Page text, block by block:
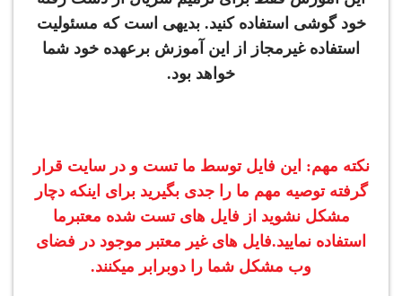
خود گوشی استفاده کنید. بدیهی است که مسئولیت
استفاده غیرمجاز از این آموزش برعهده خود شما
خواهد بود.
نکته مهم: این فایل توسط ما تست و در سایت قرار
گرفته توصیه مهم ما را جدی بگیرید برای اینکه دچار
مشکل نشوید از فایل های تست شده معتبرما
استفاده نمایید.فایل های غیر معتبر موجود در فضای
وب مشکل شما را دوبرابر میکنند.